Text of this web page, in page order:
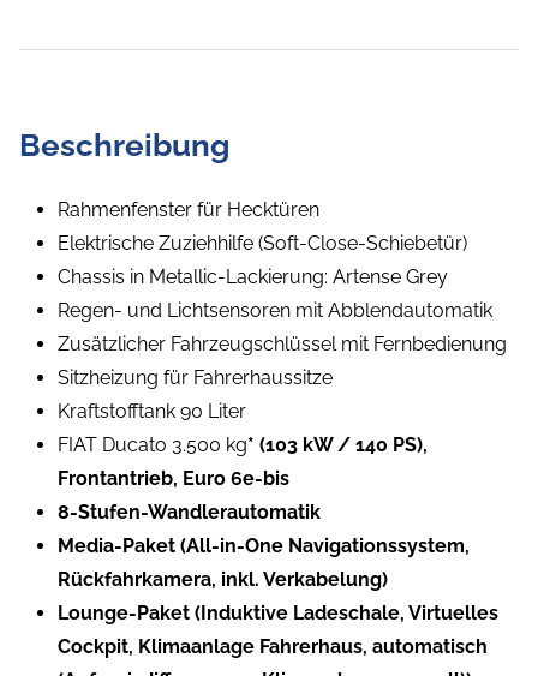
Beschreibung
Rahmenfenster für Hecktüren
Elektrische Zuziehhilfe (Soft-Close-Schiebetür)
Chassis in Metallic-Lackierung: Artense Grey
Regen- und Lichtsensoren mit Abblendautomatik
Zusätzlicher Fahrzeugschlüssel mit Fernbedienung
Sitzheizung für Fahrerhaussitze
Kraftstofftank 90 Liter
FIAT Ducato 3.500 kg* (103 kW / 140 PS),
Frontantrieb, Euro 6e-bis
8-Stufen-Wandlerautomatik
Media-Paket (All-in-One Navigationssystem,
Rückfahrkamera, inkl. Verkabelung)
Lounge-Paket (Induktive Ladeschale, Virtuelles
Cockpit, Klimaanlage Fahrerhaus, automatisch